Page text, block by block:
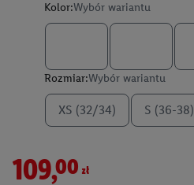
Kolor:Wybór wariantu
Rozmiar:Wybór wariantu
XS (32/34) S (36-38)
109,00zł